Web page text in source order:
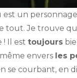
est un personnage
tout. Je trouve
! Il est toujours
envers les
se courbant, en